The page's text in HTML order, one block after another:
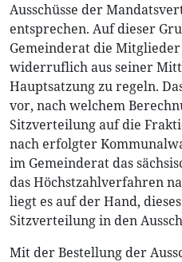
Ausschüsse der
entsprechen. Auf dieser
Gemeinderat die
widerruflich aus seiner
Hauptsatzung zu regeln.
vor, nach welchem
Sitzverteilung auf die
nach erfolgter
im Gemeinderat das
das Höchstzahlverfahren
liegt es auf der Hand,
Sitzverteilung in den
Mit der Bestellung der